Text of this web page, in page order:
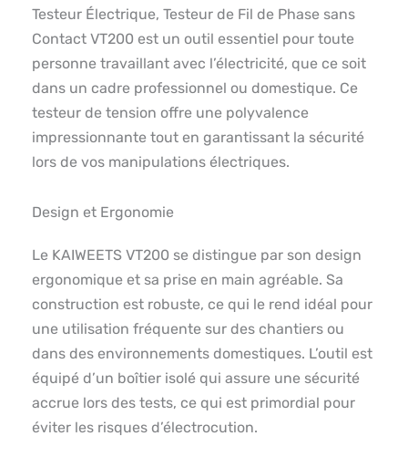
Testeur Électrique, Testeur de Fil de Phase sans
Contact VT200 est un outil essentiel pour toute
personne travaillant avec l’électricité, que ce soit
dans un cadre professionnel ou domestique. Ce
testeur de tension offre une polyvalence
impressionnante tout en garantissant la sécurité
lors de vos manipulations électriques.
Design et Ergonomie
Le KAIWEETS VT200 se distingue par son design
ergonomique et sa prise en main agréable. Sa
construction est robuste, ce qui le rend idéal pour
une utilisation fréquente sur des chantiers ou
dans des environnements domestiques. L’outil est
équipé d’un boîtier isolé qui assure une sécurité
accrue lors des tests, ce qui est primordial pour
éviter les risques d’électrocution.